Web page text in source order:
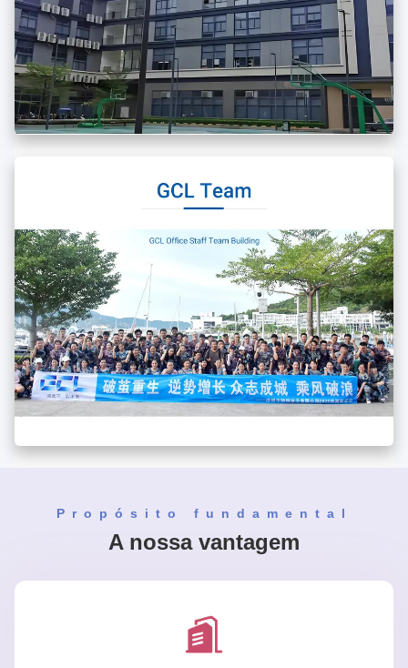
Propósito fundamental
A nossa vantagem